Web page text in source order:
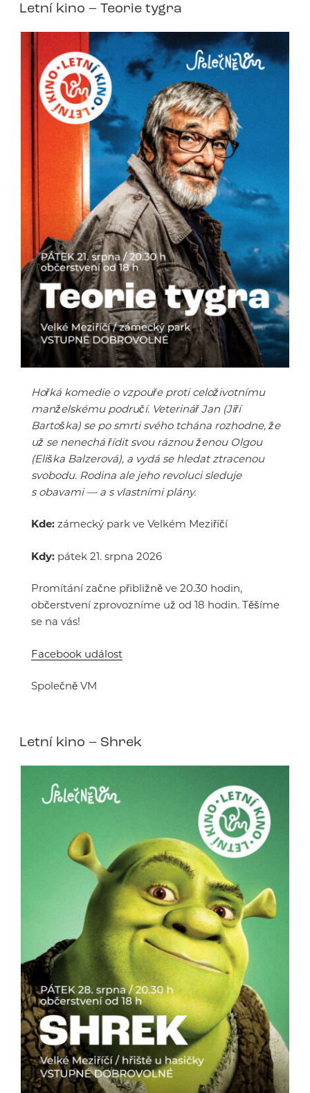
Letní kino – Teorie tygra
Hořká komedie o vzpouře proti celoživotnímu
manželskému područí. Veterinář Jan (Jiří
Bartoška) se po smrti svého tchána rozhodne, že
už se nenechá řídit svou ráznou ženou Olgou
(Eliška Balzerová), a vydá se hledat ztracenou
svobodu. Rodina ale jeho revoluci sleduje
s obavami — a s vlastními plány.
Kde: zámecký park ve Velkém Meziříčí
Kdy: pátek 21. srpna 2026
Promítání začne přibližně ve 20.30 hodin,
občerstvení zprovozníme už od 18 hodin. Těšíme
se na vás!
Facebook událost
Společně VM
Letní kino – Shrek